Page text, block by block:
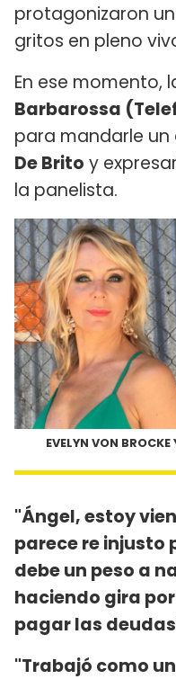
protagonizaron
gritos en pleno
En ese momento,
Barbarossa
para mandarle un
De Brito y
la panelista.
EVELYN VON
"Ángel, estoy
parece re injusto
debe un peso a
haciendo gira
pagar las
"Trabajó como